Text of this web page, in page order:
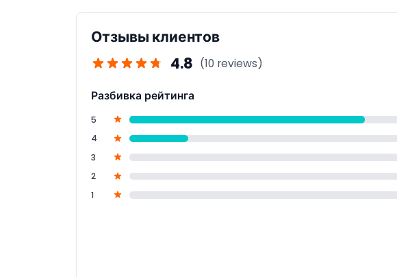
Отзывы клиентов
4.8 (10 reviews)
Разбивка рейтинга
5
4
3
2
1